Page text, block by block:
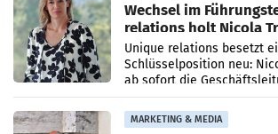
Wechsel im
relations holt Nicola
Geschäftsleitung
Unique relations besetzt
Schlüsselposition neu:
ab sofort die
PR-Agentur an der Seite
Anna Kalina-Mahr.
MARKETING & MEDIA